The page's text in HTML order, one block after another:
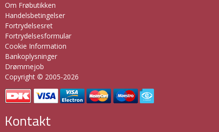
Om Frøbutikken
Handelsbetingelser
Fortrydelsesret
Fortrydelsesformular
Cookie Information
Bankoplysninger
Drømmejob
Copyright © 2005-2026
Kontakt